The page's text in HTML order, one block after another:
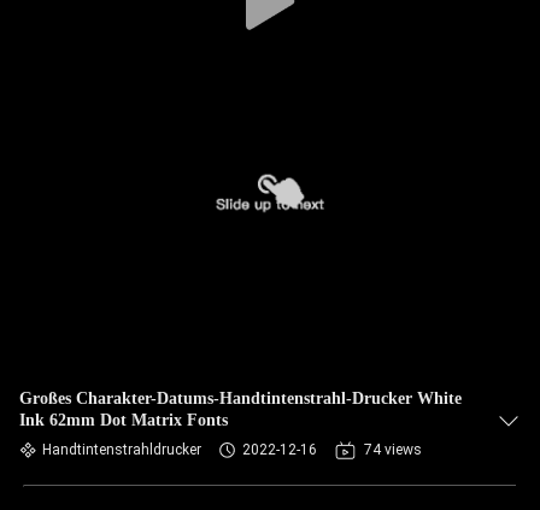
Großes Charakter-Datums-Handtintenstrahl-Drucker White
Ink 62mm Dot Matrix Fonts
Handtintenstrahldrucker 2022-12-16 74 views